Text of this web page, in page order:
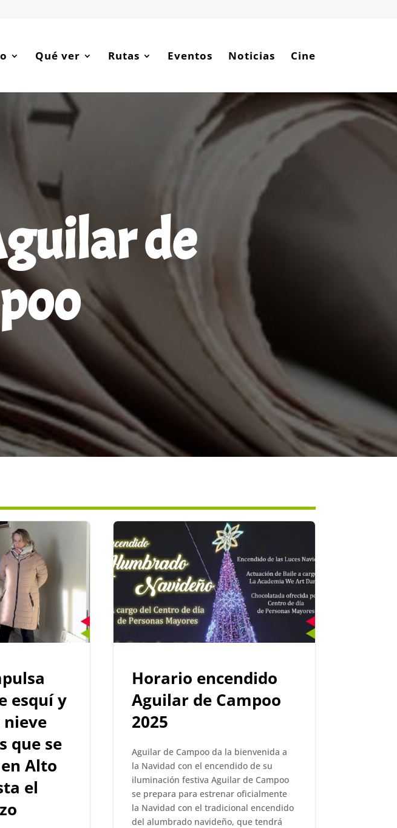
Qué ver Rutas Eventos Noticias Cine
de
esquí y
nieve
que se
Alto
el
Horario encendido
Aguilar de Campoo
2025
Aguilar de Campoo da la bienvenida a
la Navidad con el encendido de su
iluminación festiva Aguilar de Campoo
se prepara para estrenar oficialmente
la Navidad con el tradicional encendido
del alumbrado navideño, que tendrá